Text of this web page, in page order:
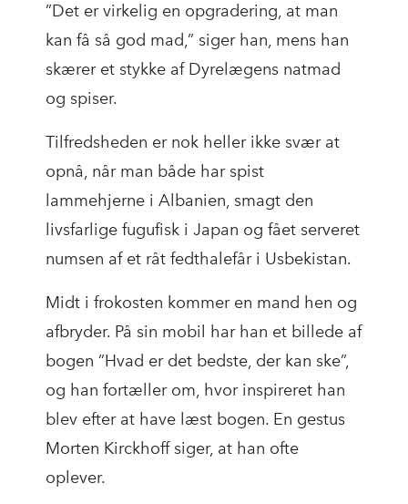
”Det er virkelig en opgradering, at man
kan få så god mad,” siger han, mens han
skærer et stykke af Dyrelægens natmad
og spiser.
Tilfredsheden er nok heller ikke svær at
opnå, når man både har spist
lammehjerne i Albanien, smagt den
livsfarlige fugufisk i Japan og fået serveret
numsen af et råt fedthalefår i Usbekistan.
Midt i frokosten kommer en mand hen og
afbryder. På sin mobil har han et billede af
bogen ”Hvad er det bedste, der kan ske”,
og han fortæller om, hvor inspireret han
blev efter at have læst bogen. En gestus
Morten Kirckhoff siger, at han ofte
oplever.